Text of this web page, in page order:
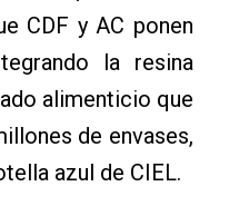
CDF y AC ponen
la resina
alimenticio que
de envases,
azul de CIEL.